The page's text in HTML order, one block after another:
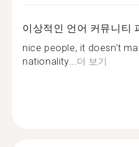
이상적인 언어 커뮤니티
nice people, it doesn't
nationality...더 보기